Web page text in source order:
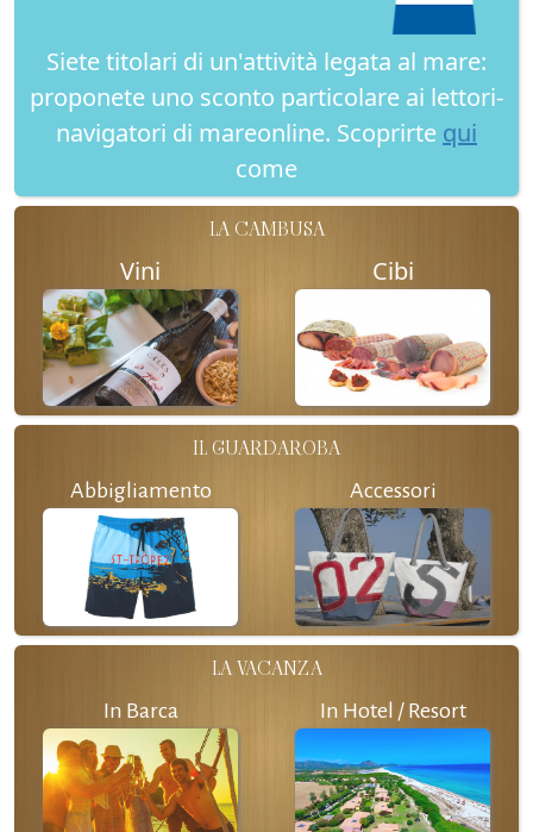
Siete titolari di un'attività legata al mare:
proponete uno sconto particolare ai lettori-
navigatori di mareonline. Scoprirte qui
come
LA CAMBUSA
Vini Cibi
IL GUARDAROBA
Abbigliamento Accessori
LA VACANZA
In Barca In Hotel / Resort